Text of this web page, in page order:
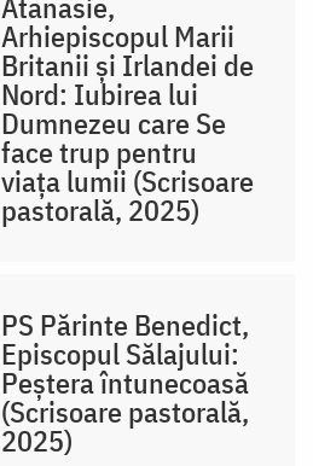
Arhiepiscopul Marii
Britanii și Irlandei de
Nord: Iubirea lui
Dumnezeu care Se
face trup pentru
viața lumii (Scrisoare
pastorală, 2025)
PS Părinte Benedict,
Episcopul Sălajului:
Peștera întunecoasă
(Scrisoare pastorală,
2025)